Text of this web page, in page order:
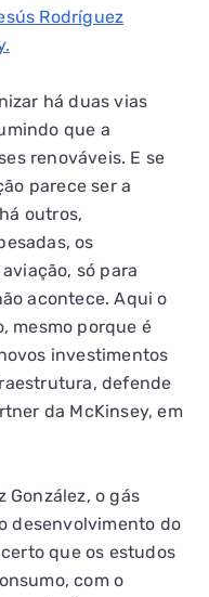
Rodríguez
há duas vias
que a
renováveis. E se
parece ser a
outros,
os
só para
acontece. Aqui o
mesmo porque é
investimentos
defende
da McKinsey, em
González, o gás
desenvolvimento do
que os estudos
com o